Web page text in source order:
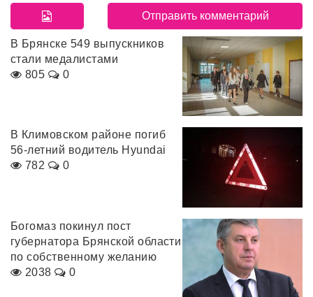
В Брянске 549 выпускников
стали медалистами
805
0
В Климовском районе погиб
56-летний водитель Hyundai
782
0
Богомаз покинул пост
губернатора Брянской области
по собственному желанию
2038
0